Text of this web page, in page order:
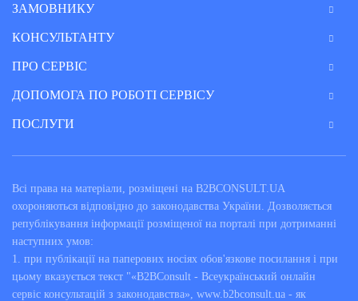
ЗАМОВНИКУ
КОНСУЛЬТАНТУ
ПРО СЕРВІС
ДОПОМОГА ПО РОБОТІ СЕРВІСУ
ПОСЛУГИ
Всі права на матеріали, розміщені на B2BCONSULT.UA
охороняються відповідно до законодавства України. Дозволяється
републікування інформації розміщеної на порталі при дотриманні
наступних умов:
1. при публікації на паперових носіях обов'язкове посилання і при
цьому вказується текст "«B2BConsult - Всеукраїнський онлайн
сервіс консультацій з законодавства», www.b2bconsult.ua - як